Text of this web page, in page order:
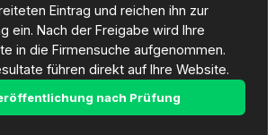
Eintrag und reichen ihn zur
ein. Nach der Freigabe wird Ihre
in die Firmensuche aufgenommen.
führen direkt auf Ihre Website.
nach Prüfung